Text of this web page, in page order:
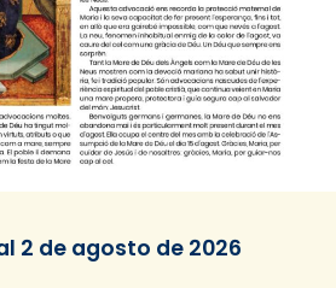
2 de agosto de 2026